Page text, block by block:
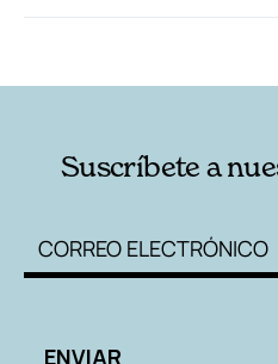
Suscríbete a